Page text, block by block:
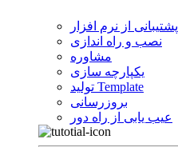
پشتیبانی از نرم افزار
نصب و راه اندازی
مشاوره
یکپارچه سازی
تولید Template
بروزرسانی
عیب یابی از راه دور